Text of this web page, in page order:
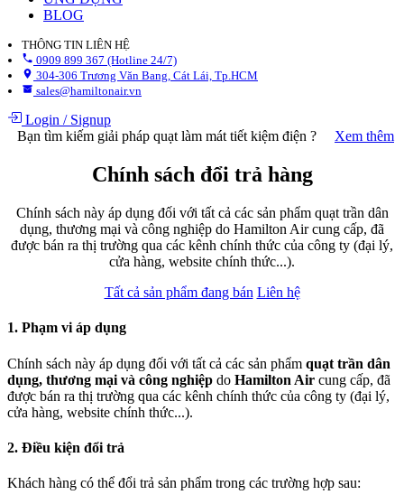
BLOG
THÔNG TIN LIÊN HỆ
0909 899 367 (Hotline 24/7)
304-306 Trương Văn Bang, Cát Lái, Tp.HCM
sales@hamiltonair.vn
Login /Signup
Bạn tìm kiếm giải pháp quạt làm mát tiết kiệm điện ? Xem thêm
Chính sách đổi trả hàng
Chính sách này áp dụng đối với tất cả các sản phẩm quạt trần dân
dụng, thương mại và công nghiệp do Hamilton Air cung cấp, đã
được bán ra thị trường qua các kênh chính thức của công ty (đại lý,
cửa hàng, website chính thức...).
Tất cả sản phẩm đang bán Liên hệ
1. Phạm vi áp dụng
Chính sách này áp dụng đối với tất cả các sản phẩm quạt trần dân
dụng, thương mại và công nghiệp do Hamilton Air cung cấp, đã
được bán ra thị trường qua các kênh chính thức của công ty (đại lý,
cửa hàng, website chính thức...).
2. Điều kiện đổi trả
Khách hàng có thể đổi trả sản phẩm trong các trường hợp sau: